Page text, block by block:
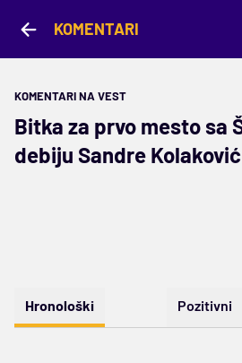
KOMENTARI
KOMENTARI NA VEST
Bitka za prvo mesto sa
debiju Sandre Kolaković
Hronološki Pozitivni